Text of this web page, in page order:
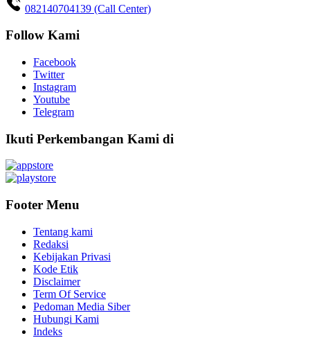
082140704139 (Call Center)
Follow Kami
Facebook
Twitter
Instagram
Youtube
Telegram
Ikuti Perkembangan Kami di
Footer Menu
Tentang kami
Redaksi
Kebijakan Privasi
Kode Etik
Disclaimer
Term Of Service
Pedoman Media Siber
Hubungi Kami
Indeks